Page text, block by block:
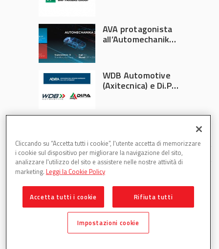
AVA protagonista
all’Automechanika
WDB Automotive
(Axitecnica) e Di.Pa.
Partsweb è una testata di DBInformation Spa P.IVA
09293820156
Centro Direzionale – Strada 4, Palazzo A, Scala 2 – 20057
Cliccando su “Accetta tutti i cookie”, l'utente accetta di memorizzare
i cookie sul dispositivo per migliorare la navigazione del sito,
analizzare l'utilizzo del sito e assistere nelle nostre attività di
marketing. Leggi la Cookie Policy
Accetta tutti i cookie Rifiuta tutti
Impostazioni cookie